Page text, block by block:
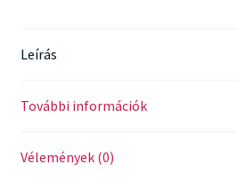
Leírás
További információk
Vélemények (0)